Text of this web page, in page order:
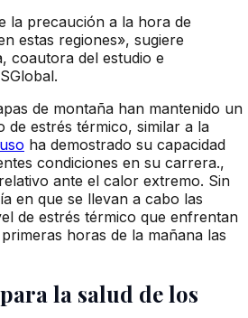
la precaución a la hora de
estas regiones», sugiere
coautora del estudio e
de montaña han mantenido un
de estrés térmico, similar a la
ha demostrado su capacidad
condiciones en su carrera.,
ante el calor extremo. Sin
en que se llevan a cabo las
de estrés térmico que enfrentan
horas de la mañana las
la salud de los